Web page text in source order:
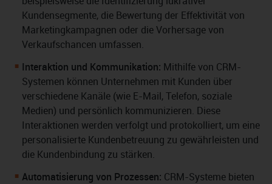
Kundensegmente, die Bewertung der Effektivität von
Marketingkampagnen oder die Vorhersage von
Verkaufschancen umfassen.
Interaktion und Kommunikation: Mithilfe von CRM-
Systemen können Unternehmen mit Kunden über
verschiedene Kanäle (wie E-Mail, Telefon, soziale
Medien) und persönlich kommunizieren. Diese
Interaktionen werden verfolgt und protokolliert, um eine
personalisierte Kundenbetreuung zu gewährleisten und
die Kundenbindung zu stärken.
Automatisierung von Prozessen: CRM-Systeme bieten